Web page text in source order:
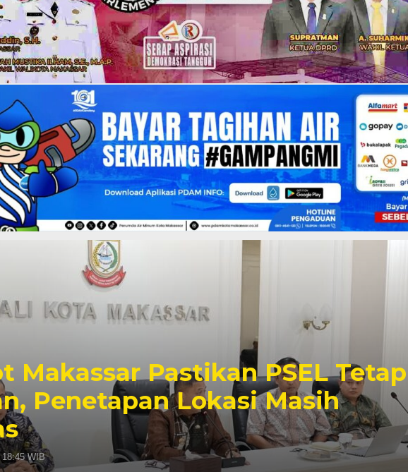
Makassar dan Karang Taruna
Sinergi, Penanganan Sampah
Pemberdayaan Pemuda Jadi
WIB